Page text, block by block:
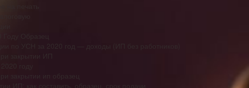
на печать
Образец
по УСН за 2020 год — доходы (ИП без работников)
закрытии ИП
закрытии ип образец
ИП: как составить, образец, срок подачи